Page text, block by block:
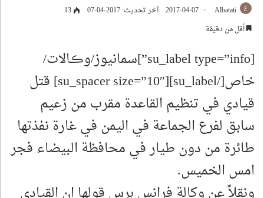
Albatati
2017-04-07 آخر تحديث: 2017-04-07
13
أقل من دقيقة
[su_label type=”info”]سمانيوز/وڪالات/
خاص[/su_label][su_spacer size=”10″] قتل
قيادي في تنظيم القاعدة مقرب من زعيم
سابق لفرع الجماعة في اليمن في غارة نفذتها
طائرة من دون طيار في محافظة البيضاء فجر
امس الخميس.